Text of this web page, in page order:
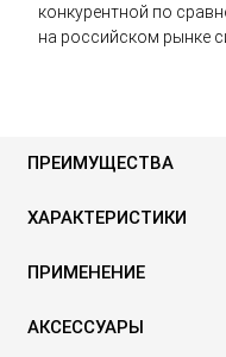
конкурентной по
на российском рынке
ПРЕИМУЩЕСТВА
ХАРАКТЕРИСТИКИ
ПРИМЕНЕНИЕ
АКСЕССУАРЫ